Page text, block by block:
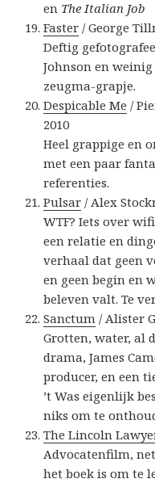
en The Italian Job
Faster / George
Deftig
Johnson en
zeugma-grapje.
Despicable Me /
2010
Heel grappige en
met een paar
referenties.
Pulsar / Alex
WTF? Iets over
een relatie en
verhaal dat geen
en geen begin en
beleven valt. Te
Sanctum / Alister
Grotten, water, al
drama, James
producer, en een
’t Was eigenlijk
niks om te
The Lincoln
Advocatenfilm,
het boek is om te